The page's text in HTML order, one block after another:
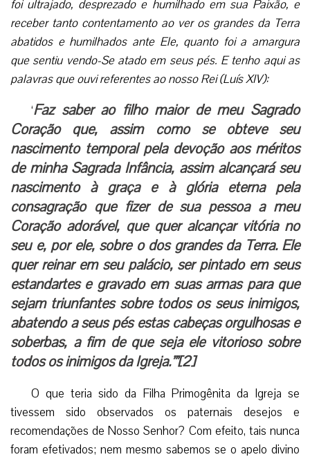
foi ultrajado, desprezado e humilhado em sua Paixão, e
receber tanto contentamento ao ver os grandes da Terra
abatidos e humilhados ante Ele, quanto foi a amargura
que sentiu vendo-Se atado em seus pés. E tenho aqui as
palavras que ouvi referentes ao nosso Rei (Luís XIV):
‘Faz saber ao filho maior de meu Sagrado
Coração que, assim como se obteve seu
nascimento temporal pela devoção aos méritos
de minha Sagrada Infância, assim alcançará seu
nascimento à graça e à glória eterna pela
consagração que fizer de sua pessoa a meu
Coração adorável, que quer alcançar vitória no
seu e, por ele, sobre o dos grandes da Terra. Ele
quer reinar em seu palácio, ser pintado em seus
estandartes e gravado em suas armas para que
sejam triunfantes sobre todos os seus inimigos,
abatendo a seus pés estas cabeças orgulhosas e
soberbas, a fim de que seja ele vitorioso sobre
todos os inimigos da Igreja.’”[2]
O que teria sido da Filha Primogênita da Igreja se
tivessem sido observados os paternais desejos e
recomendações de Nosso Senhor? Com efeito, tais nunca
foram efetivados; nem mesmo sabemos se o apelo divino